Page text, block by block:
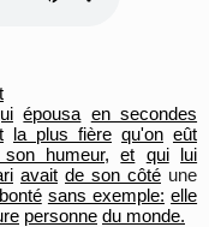
épousa en secondes
la plus fière qu'on eût
humeur, et qui
lui
avait de son côté une
bonté sans exemple: elle
personne du monde.